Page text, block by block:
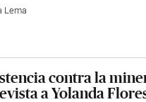
Lema
contra la
a Yolanda